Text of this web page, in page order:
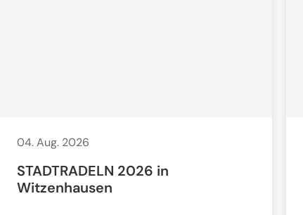
04. Aug. 2026
STADTRADELN 2026 in
Witzenhausen